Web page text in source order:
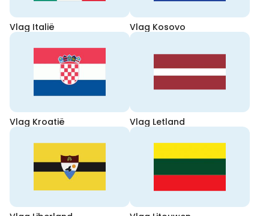
Vlag Italië Vlag Kosovo
Vlag Kroatië Vlag Letland